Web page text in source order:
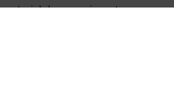
material de aquecimento para as
[Tecido principal]